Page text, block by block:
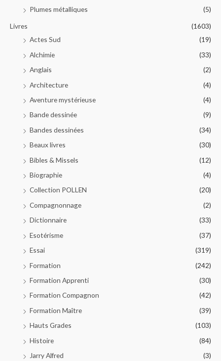
Plumes métalliques (5)
Livres
(1603)
Actes Sud
(19)
Alchimie
(33)
Anglais
(2)
Architecture
(4)
Aventure mystérieuse
(4)
Bande dessinée
(9)
Bandes dessinées
(34)
Beaux livres
(30)
Bibles & Missels
(12)
Biographie
(4)
Collection POLLEN
(20)
Compagnonnage
(2)
Dictionnaire
(33)
Esotérisme
(37)
Essai
(319)
Formation
(242)
Formation Apprenti
(30)
Formation Compagnon
(42)
Formation Maître
(39)
Hauts Grades
(103)
Histoire
(84)
Jarry Alfred
(3)